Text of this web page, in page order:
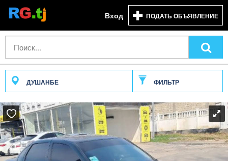
Вход ПОДАТЬ ОБЪЯВЛЕНИЕ
ДУШАНБЕ ФИЛЬТР